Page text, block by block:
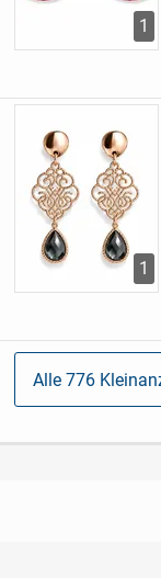
1
1
Alle 776